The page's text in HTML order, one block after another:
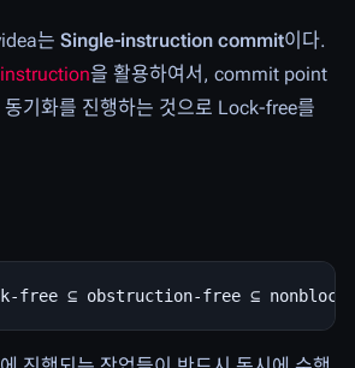
는 Single-instruction commit이다.
을 활용하여서, commit point
기화를 진행하는 것으로 Lock-free를